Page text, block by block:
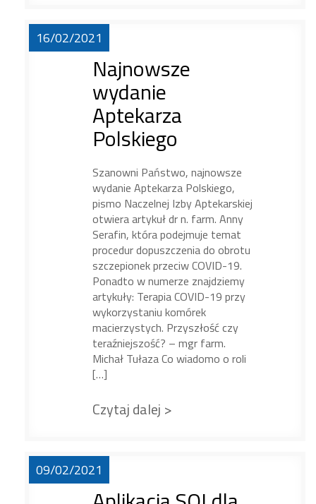
16/02/2021
Najnowsze
wydanie
Aptekarza
Polskiego
Szanowni Państwo, najnowsze
wydanie Aptekarza Polskiego,
pismo Naczelnej Izby Aptekarskiej
otwiera artykuł dr n. farm. Anny
Serafin, która podejmuje temat
procedur dopuszczenia do obrotu
szczepionek przeciw COVID-19.
Ponadto w numerze znajdziemy
artykuły: Terapia COVID-19 przy
wykorzystaniu komórek
macierzystych. Przyszłość czy
teraźniejszość? – mgr farm.
Michał Tułaza Co wiadomo o roli
[…]
Czytaj dalej >
09/02/2021